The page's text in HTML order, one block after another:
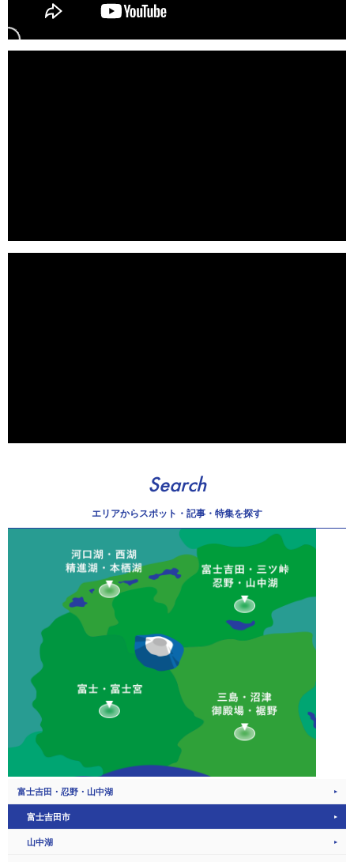
Search
エリアからスポット・記事・特集を探す
富士吉田・忍野・山中湖
富士吉田市
山中湖